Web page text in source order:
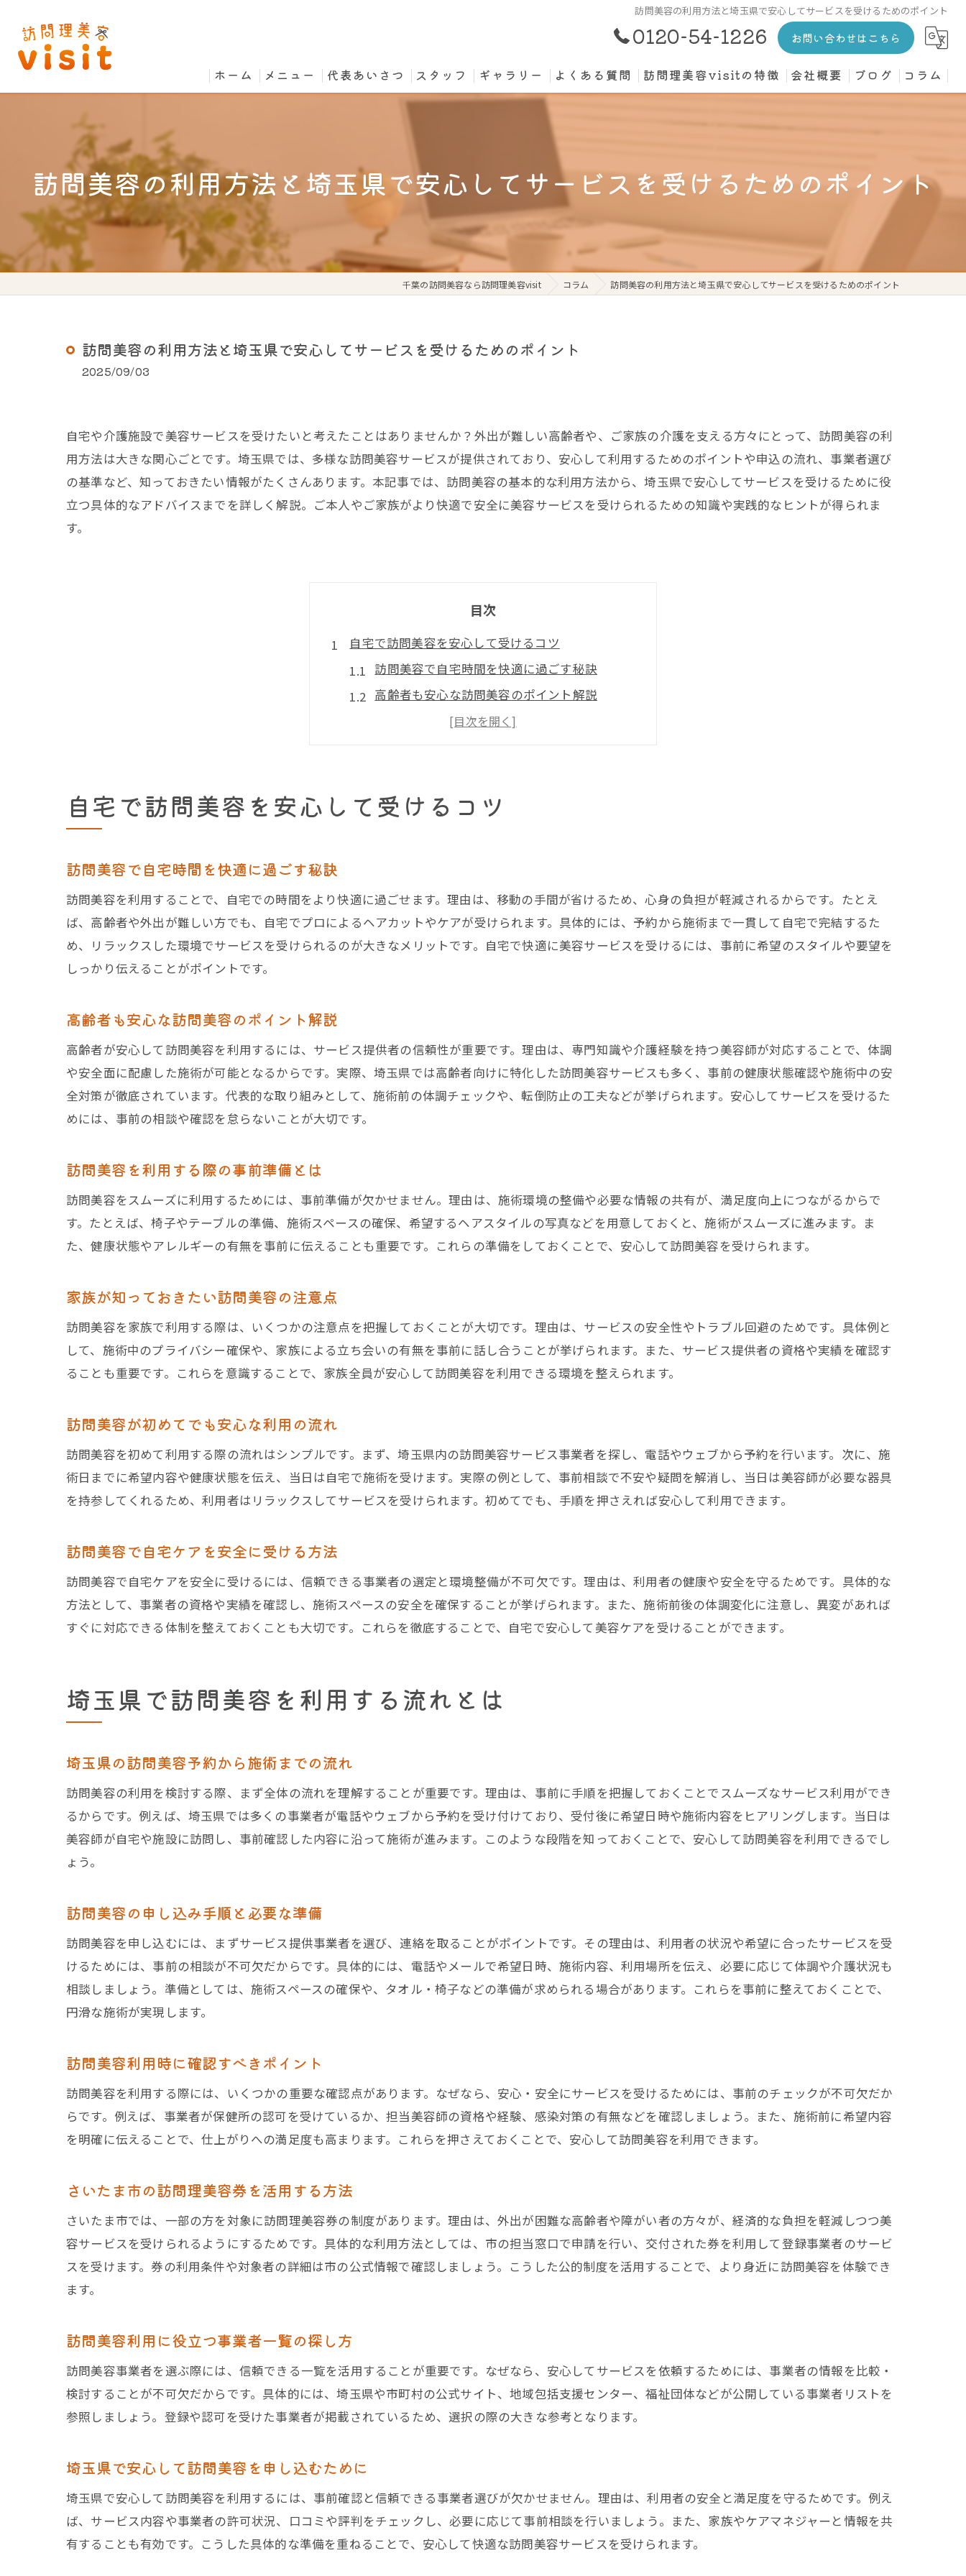
訪問美容の利用方法と埼玉県で安心してサービスを受けるためのポイント
0120-54-1226 お問い合わせはこちら
ホーム メニュー 代表あいさつ スタッフ ギャラリー よくある質問 訪問理美容visitの特徴
高齢者
寝たきり
個人宅
会社概要 ブログ コラム
訪問美容の利用方法と埼玉県で安心してサービスを受けるためのポイント
千葉の訪問美容なら訪問理美容visit コラム 訪問美容の利用方法と埼玉県で安心してサービスを受けるためのポイント
訪問美容の利用方法と埼玉県で安心してサービスを受けるためのポイント
2025/09/03
自宅や介護施設で美容サービスを受けたいと考えたことはありませんか？外出が難しい高齢者や、ご家族の介護を支える方々にとって、訪問美容の利
用方法は大きな関心ごとです。埼玉県では、多様な訪問美容サービスが提供されており、安心して利用するためのポイントや申込の流れ、事業者選び
の基準など、知っておきたい情報がたくさんあります。本記事では、訪問美容の基本的な利用方法から、埼玉県で安心してサービスを受けるために役
立つ具体的なアドバイスまでを詳しく解説。ご本人やご家族がより快適で安全に美容サービスを受けられるための知識や実践的なヒントが得られま
す。
目次
自宅で訪問美容を安心して受けるコツ
訪問美容で自宅時間を快適に過ごす秘訣
高齢者も安心な訪問美容のポイント解説
訪問美容を利用する際の事前準備とは
訪問美容で自宅ケアを安全に受ける方法
訪問美容利用時に確認すべきポイント
さいたま市の訪問理美容券を活用する方法
訪問美容利用に役立つ事業者一覧の探し方
訪問美容の許可と事業者登録の実態
訪問美容を選ぶ際の資格確認ポイント
高齢者向け訪問美容のメリットと安心感
高齢者訪問理美容サービスの利用方法
高齢者にも優しい訪問美容の選び方
保険適用外でも安心な訪問美容の選び方
訪問美容を選ぶ際の安全性と信頼性ポイント
介護保険外で利用する訪問美容の注意点
訪問美容で後悔しないための事業者選定術
訪問美容の申請手順と予約時の注意事項
電話やオンラインで簡単にできる訪問美容予約
さいたま市の訪問理美容券利用のポイント
訪問美容を安心して予約するためのコツ
訪問美容を安心して利用するための衛生基準
施術時に配慮される訪問美容の安全対策
訪問美容で快適な毎日を実現するポイント
ご本人も家族も安心な訪問美容の活用方法
訪問美容の体験談から学ぶ利用のコツ
自宅で訪問美容を安心して受けるコツ
訪問美容で自宅時間を快適に過ごす秘訣
訪問美容を利用することで、自宅での時間をより快適に過ごせます。理由は、移動の手間が省けるため、心身の負担が軽減されるからです。たとえ
ば、高齢者や外出が難しい方でも、自宅でプロによるヘアカットやケアが受けられます。具体的には、予約から施術まで一貫して自宅で完結するた
め、リラックスした環境でサービスを受けられるのが大きなメリットです。自宅で快適に美容サービスを受けるには、事前に希望のスタイルや要望を
しっかり伝えることがポイントです。
高齢者も安心な訪問美容のポイント解説
高齢者が安心して訪問美容を利用するには、サービス提供者の信頼性が重要です。理由は、専門知識や介護経験を持つ美容師が対応することで、体調
や安全面に配慮した施術が可能となるからです。実際、埼玉県では高齢者向けに特化した訪問美容サービスも多く、事前の健康状態確認や施術中の安
全対策が徹底されています。代表的な取り組みとして、施術前の体調チェックや、転倒防止の工夫などが挙げられます。安心してサービスを受けるた
めには、事前の相談や確認を怠らないことが大切です。
訪問美容を利用する際の事前準備とは
訪問美容をスムーズに利用するためには、事前準備が欠かせません。理由は、施術環境の整備や必要な情報の共有が、満足度向上につながるからで
す。たとえば、椅子やテーブルの準備、施術スペースの確保、希望するヘアスタイルの写真などを用意しておくと、施術がスムーズに進みます。ま
た、健康状態やアレルギーの有無を事前に伝えることも重要です。これらの準備をしておくことで、安心して訪問美容を受けられます。
家族が知っておきたい訪問美容の注意点
訪問美容を家族で利用する際は、いくつかの注意点を把握しておくことが大切です。理由は、サービスの安全性やトラブル回避のためです。具体例と
して、施術中のプライバシー確保や、家族による立ち会いの有無を事前に話し合うことが挙げられます。また、サービス提供者の資格や実績を確認す
ることも重要です。これらを意識することで、家族全員が安心して訪問美容を利用できる環境を整えられます。
訪問美容が初めてでも安心な利用の流れ
訪問美容を初めて利用する際の流れはシンプルです。まず、埼玉県内の訪問美容サービス事業者を探し、電話やウェブから予約を行います。次に、施
術日までに希望内容や健康状態を伝え、当日は自宅で施術を受けます。実際の例として、事前相談で不安や疑問を解消し、当日は美容師が必要な器具
を持参してくれるため、利用者はリラックスしてサービスを受けられます。初めてでも、手順を押さえれば安心して利用できます。
訪問美容で自宅ケアを安全に受ける方法
訪問美容で自宅ケアを安全に受けるには、信頼できる事業者の選定と環境整備が不可欠です。理由は、利用者の健康や安全を守るためです。具体的な
方法として、事業者の資格や実績を確認し、施術スペースの安全を確保することが挙げられます。また、施術前後の体調変化に注意し、異変があれば
すぐに対応できる体制を整えておくことも大切です。これらを徹底することで、自宅で安心して美容ケアを受けることができます。
埼玉県で訪問美容を利用する流れとは
埼玉県の訪問美容予約から施術までの流れ
訪問美容の利用を検討する際、まず全体の流れを理解することが重要です。理由は、事前に手順を把握しておくことでスムーズなサービス利用ができ
るからです。例えば、埼玉県では多くの事業者が電話やウェブから予約を受け付けており、受付後に希望日時や施術内容をヒアリングします。当日は
美容師が自宅や施設に訪問し、事前確認した内容に沿って施術が進みます。このような段階を知っておくことで、安心して訪問美容を利用できるでし
ょう。
訪問美容の申し込み手順と必要な準備
訪問美容を申し込むには、まずサービス提供事業者を選び、連絡を取ることがポイントです。その理由は、利用者の状況や希望に合ったサービスを受
けるためには、事前の相談が不可欠だからです。具体的には、電話やメールで希望日時、施術内容、利用場所を伝え、必要に応じて体調や介護状況も
相談しましょう。準備としては、施術スペースの確保や、タオル・椅子などの準備が求められる場合があります。これらを事前に整えておくことで、
円滑な施術が実現します。
訪問美容利用時に確認すべきポイント
訪問美容を利用する際には、いくつかの重要な確認点があります。なぜなら、安心・安全にサービスを受けるためには、事前のチェックが不可欠だか
らです。例えば、事業者が保健所の認可を受けているか、担当美容師の資格や経験、感染対策の有無などを確認しましょう。また、施術前に希望内容
を明確に伝えることで、仕上がりへの満足度も高まります。これらを押さえておくことで、安心して訪問美容を利用できます。
さいたま市の訪問理美容券を活用する方法
さいたま市では、一部の方を対象に訪問理美容券の制度があります。理由は、外出が困難な高齢者や障がい者の方々が、経済的な負担を軽減しつつ美
容サービスを受けられるようにするためです。具体的な利用方法としては、市の担当窓口で申請を行い、交付された券を利用して登録事業者のサービ
スを受けます。券の利用条件や対象者の詳細は市の公式情報で確認しましょう。こうした公的制度を活用することで、より身近に訪問美容を体験でき
ます。
訪問美容利用に役立つ事業者一覧の探し方
訪問美容事業者を選ぶ際には、信頼できる一覧を活用することが重要です。なぜなら、安心してサービスを依頼するためには、事業者の情報を比較・
検討することが不可欠だからです。具体的には、埼玉県や市町村の公式サイト、地域包括支援センター、福祉団体などが公開している事業者リストを
参照しましょう。登録や認可を受けた事業者が掲載されているため、選択の際の大きな参考となります。
埼玉県で安心して訪問美容を申し込むために
埼玉県で安心して訪問美容を利用するには、事前確認と信頼できる事業者選びが欠かせません。理由は、利用者の安全と満足度を守るためです。例え
ば、サービス内容や事業者の許可状況、口コミや評判をチェックし、必要に応じて事前相談を行いましょう。また、家族やケアマネジャーと情報を共
有することも有効です。こうした具体的な準備を重ねることで、安心して快適な訪問美容サービスを受けられます。